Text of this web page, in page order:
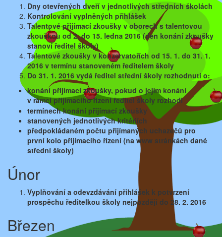
Dny otevřených dveří v jednotlivých středních školách
Kontrolování vyplněných přihlášek
Talentové přijímací zkoušky v oborech s talentovou
zkouškou od 2. do 15. ledna 2016 (den konání zkoušky
stanoví ředitel školy)
Talentové zkoušky v konzervatořích od 15. 1. do 31. 1.
2016 v termínu stanoveném ředitelem školy
Do 31. 1. 2016 vydá ředitel střední školy rozhodnutí o:
konání přijímací zkoušky, pokud o jejím konání
v rámcipřijímacího řízení ředitel školy rozhodl
termínech konání přijímací zkoušky
stanovených jednotlivých kritériích
předpokládaném počtu přijímaných uchazečů pro
první kolo přijímacího řízení (na www stránkách dané
střední školy)
Únor
Vyplňování a odevzdávání přihlášek k potvrzení
prospěchu ředitelkou školy nejpozději do 28. 2. 2016
Březen